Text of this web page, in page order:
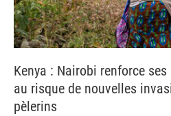
Kenya : Nairobi renforce
au risque de nouvelles
pèlerins